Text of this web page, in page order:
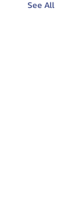
See All